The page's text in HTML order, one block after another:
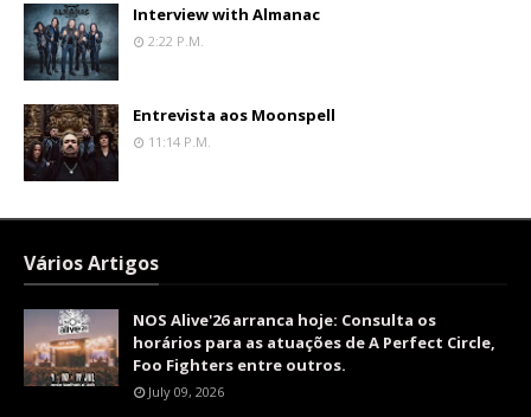
Interview with Almanac
2:22 P.m.
Entrevista aos Moonspell
11:14 P.m.
Vários Artigos
NOS Alive'26 arranca hoje: Consulta os
horários para as atuações de A Perfect Circle,
Foo Fighters entre outros.
July 09, 2026